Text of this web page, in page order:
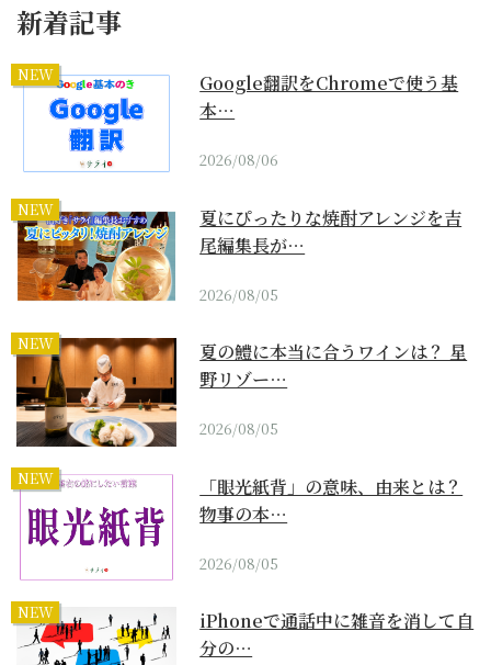
新着記事
NEW
Google翻訳をChromeで使う基
本…
2026/08/06
NEW
夏にぴったりな焼酎アレンジを吉
尾編集長が…
2026/08/05
NEW
夏の鱧に本当に合うワインは？ 星
野リゾー…
2026/08/05
NEW
「眼光紙背」の意味、由来とは？
物事の本…
2026/08/05
NEW
iPhoneで通話中に雑音を消して自
分の…